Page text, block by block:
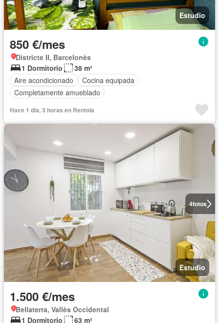
Estudio
850 €/mes
Districte II, Barcelonès
1 Dormitorio
38 m²
Aire acondicionado
Cocina equipada
Completamente amueblado
Hace 1 día, 3 horas en Rentola
4fotos
Estudio
1.500 €/mes
Bellaterra, Vallès Occidental
1 Dormitorio
63 m²